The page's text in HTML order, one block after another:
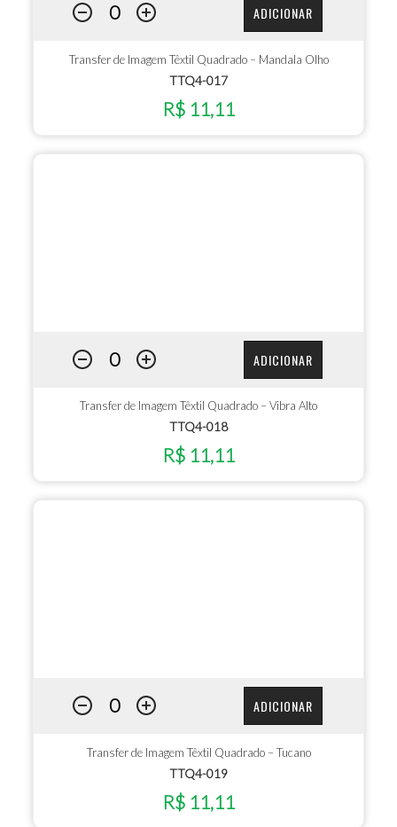
ADICIONAR
Transfer de Imagem Têxtil Quadrado – Mandala Olho
TTQ4-017
R$ 11,11
ADICIONAR
Transfer de Imagem Têxtil Quadrado – Vibra Alto
TTQ4-018
R$ 11,11
ADICIONAR
Transfer de Imagem Têxtil Quadrado – Tucano
TTQ4-019
R$ 11,11